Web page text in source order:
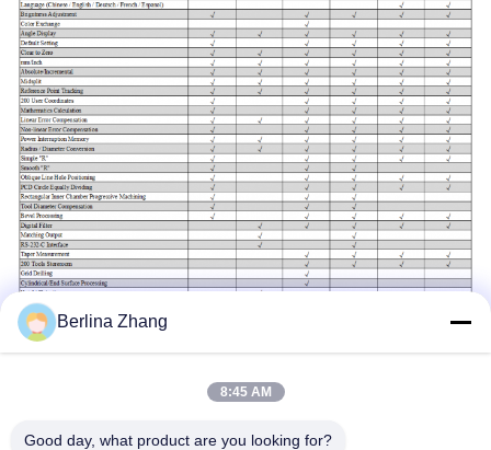
Schlagworte:
Berlina Zhang
8:45 AM
Good day, what product are you looking for?